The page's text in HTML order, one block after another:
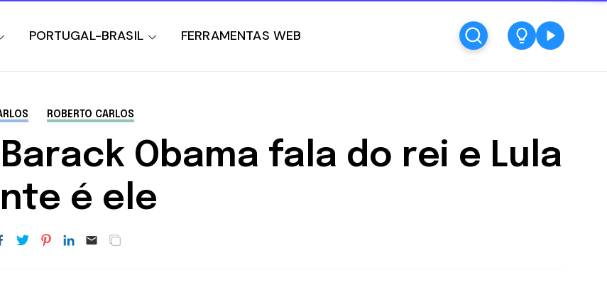
PORTUGAL-BRASIL FERRAMENTAS WEB
ROBERTO CARLOS
Obama fala do rei e Lula
é ele